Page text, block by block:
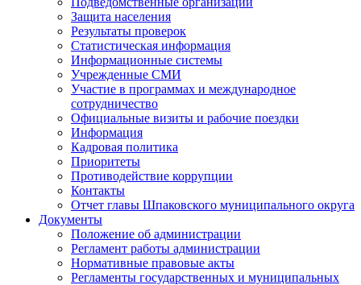
Защита населения
Результаты проверок
Статистическая информация
Информационные системы
Учрежденные СМИ
Участие в программах и международное
сотрудничество
Официальные визиты и рабочие поездки
Информация
Кадровая политика
Приоритеты
Противодействие коррупции
Контакты
Отчет главы Шпаковского муниципального округа
Документы
Положение об администрации
Регламент работы администрации
Нормативные правовые акты
Регламенты государственных и муниципальных